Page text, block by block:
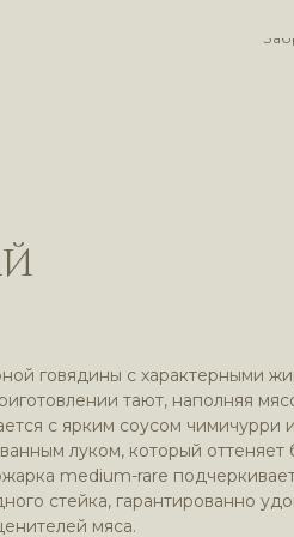
говядины с характерными
тают, наполняя
с ярким соусом чимичурри
луком, который оттеняет
medium-rare
стейка, гарантированно
мяса.